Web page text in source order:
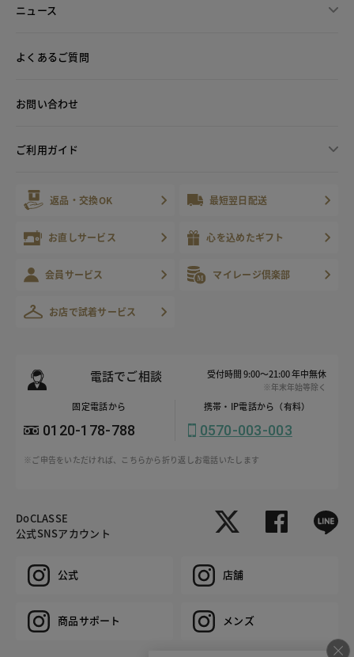
ニュース
よくあるご質問
お問い合わせ
ご利用ガイド
返品・交換OK 最短翌日配送
お直しサービス 心を込めたギフト
会員サービス マイレージ倶楽部
お店で試着サービス
電話でご相談 受付時間 9:00～21:00 年中無休
※年末年始等除く
固定電話から
0120-178-788
携帯・IP電話から（有料）
0570-003-003
※ご申告をいただければ、こちらから折り返しお電話いたします
DoCLASSE
公式SNSアカウント
公式 店舗
商品サポート メンズ